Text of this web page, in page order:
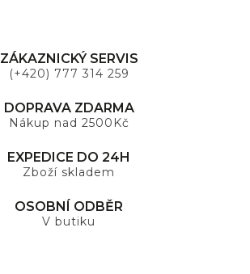
ZÁKAZNICKÝ SERVIS
(+420) 777 314 259
DOPRAVA ZDARMA
Nákup nad 2500Kč
EXPEDICE DO 24H
Zboží skladem
OSOBNÍ ODBĚR
V butiku